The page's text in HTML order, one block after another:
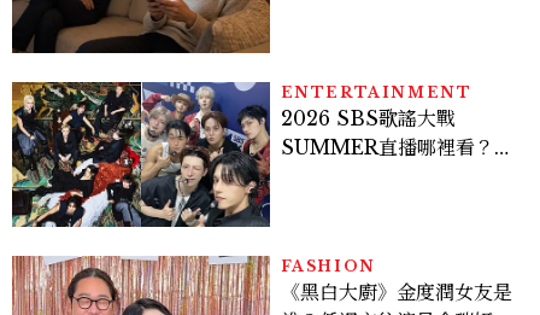
ENTERTAINMENT
2026 SBS歌謠大戰
SUMMER直播哪裡看？
FASHION
《黑白大廚》金度潤女友是